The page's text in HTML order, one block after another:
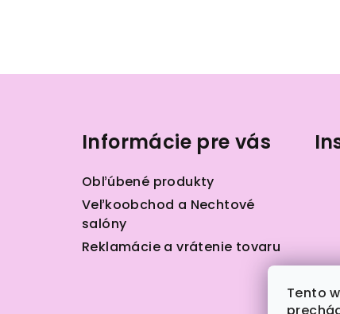
Tento
Informácie pre vás
Obľúbené produkty
Veľkoobchod a Nechtové
salóny
Reklamácie a vrátenie tovaru